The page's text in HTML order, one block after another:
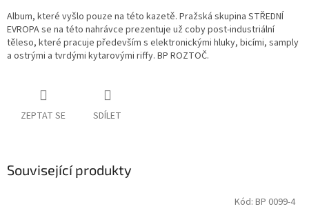
Album, které vyšlo pouze na této kazetě. Pražská skupina STŘEDNÍ
EVROPA se na této nahrávce prezentuje už coby post-industriální
těleso, které pracuje především s elektronickými hluky, bicími, samply
a ostrými a tvrdými kytarovými riffy. BP ROZTOČ.
ZEPTAT SE SDÍLET
Související produkty
Kód: BP 0099-4